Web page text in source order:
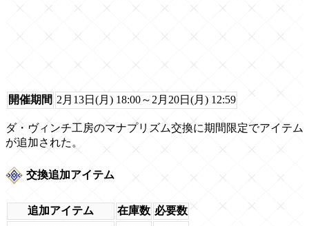
開催期間 2月13日(月) 18:00～2月20日(月) 12:59
ダ・ヴィンチ工房のマナプリズム交換に期間限定でアイテム
が追加された。
交換追加アイテム
追加アイテム 在庫数 必要数